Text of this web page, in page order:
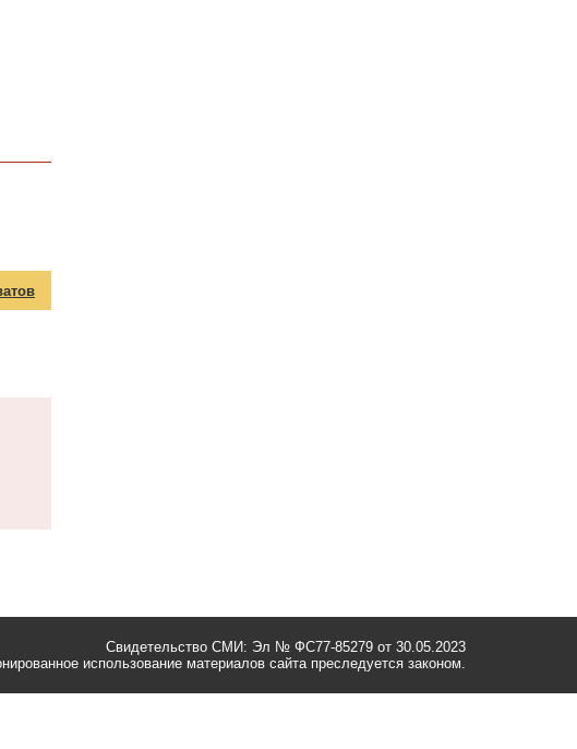
Свидетельство СМИ: Эл № ФС77-85279 от 30.05.2023
использование материалов сайта преследуется законом.